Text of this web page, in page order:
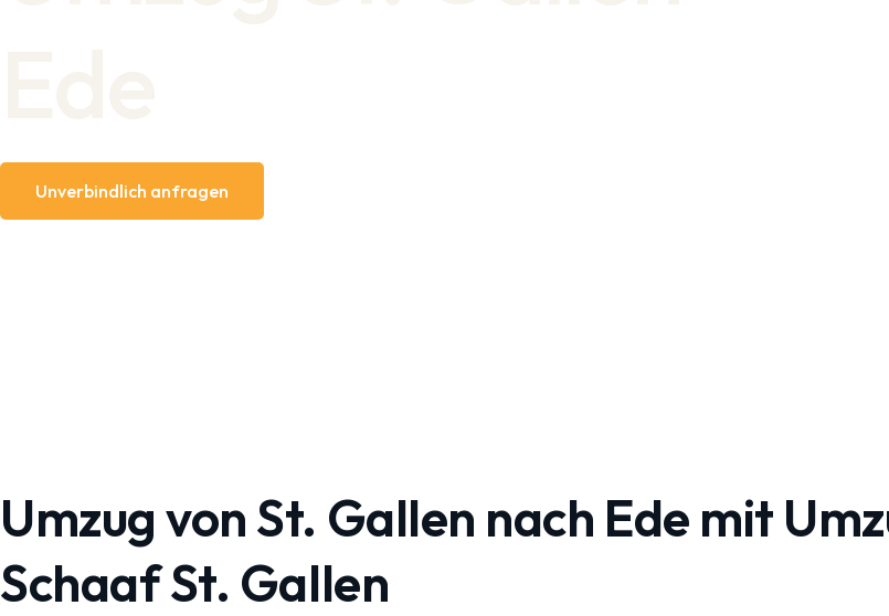
Unverbindlich anfragen
Umzug von St. Gallen nach Ede mit
Schaaf St. Gallen